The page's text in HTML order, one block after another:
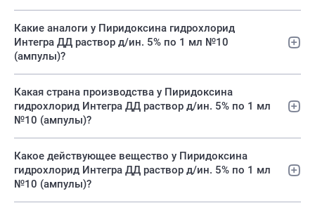
Какие аналоги у Пиридоксина гидрохлорид
Интегра ДД раствор д/ин. 5% по 1 мл №10
(ампулы)?
Какая страна производства у Пиридоксина
гидрохлорид Интегра ДД раствор д/ин. 5% по 1 мл
№10 (ампулы)?
Какое действующее вещество у Пиридоксина
гидрохлорид Интегра ДД раствор д/ин. 5% по 1 мл
№10 (ампулы)?